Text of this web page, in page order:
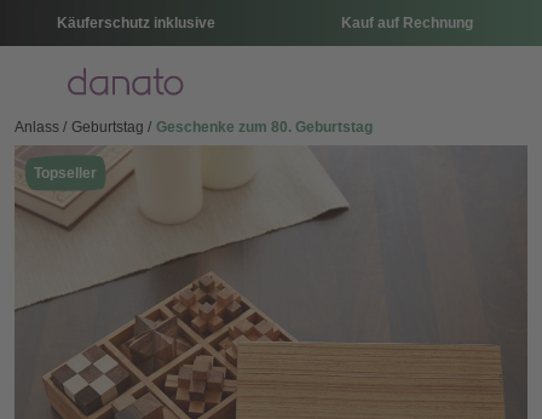
Käuferschutz inklusive Kauf auf Rechnung
Menü
Anlass Geburtstag Geschenke zum 80. Geburtstag
Topseller